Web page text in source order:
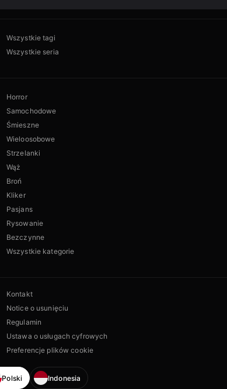
Wszystkie tagi
Wszystkie seria
Horror
Samochodowe
Śmieszne
Wieloosobowe
Strzelanki
Wąż
Broń
Kliker
Pasjans
Rysowanie
Bezczynne
Wszystkie kategorie
Kontakt
Notice o usunięciu
Regulamin
Ustawa o usługach cyfrowych
Preferencje plików cookie
Polski Indonesia